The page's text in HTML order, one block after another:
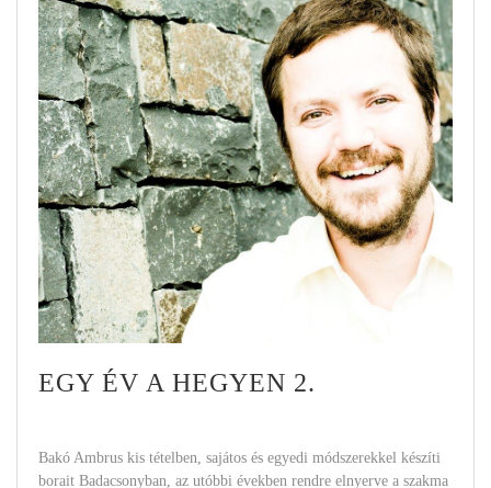
EGY ÉV A HEGYEN 2.
Bakó Ambrus kis tételben, sajátos és egyedi módszerekkel készíti
borait Badacsonyban, az utóbbi években rendre elnyerve a szakma